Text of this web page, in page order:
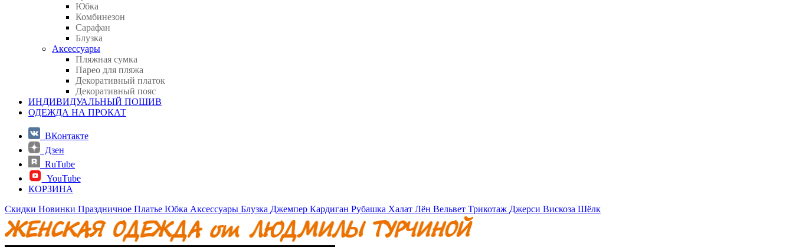
Юбка
Комбинезон
Сарафан
Блузка
Аксессуары
Пляжная сумка
Парео для пляжа
Декоративный платок
Декоративный пояс
ИНДИВИДУАЛЬНЫЙ ПОШИВ
ОДЕЖДА НА ПРОКАТ
ВКонтакте
Дзен
RuTube
YouTube
КОРЗИНА
Скидки Новинки Праздничное Платье Юбка Аксессуары Блузка Джемпер Кардиган Рубашка Халат Лён Вельвет Трикотаж Джерси Вискоза Шёлк